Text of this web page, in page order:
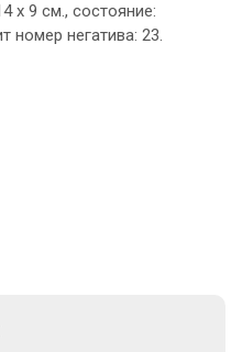
х 9 см., состояние:
номер негатива: 23.